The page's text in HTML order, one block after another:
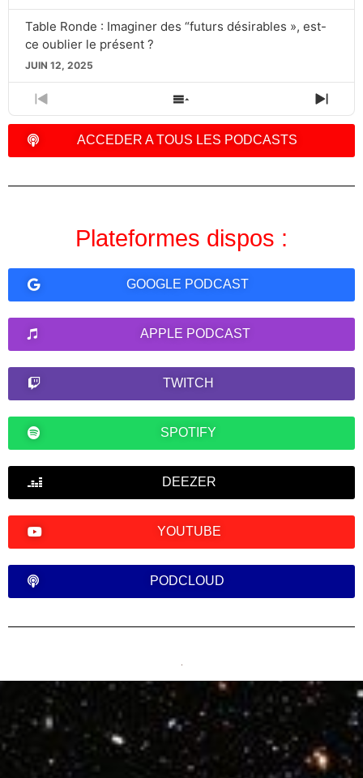
Table Ronde : Imaginer des “futurs désirables », est-
ce oublier le présent ?
JUIN 12, 2025
PREVIOUS
EPISODE
SHOW
EPISODES
LIST
NEXT
ACCEDER A TOUS LES PODCASTS
Plateformes dispos :
GOOGLE PODCAST
APPLE PODCAST
TWITCH
SPOTIFY
DEEZER
YOUTUBE
PODCLOUD